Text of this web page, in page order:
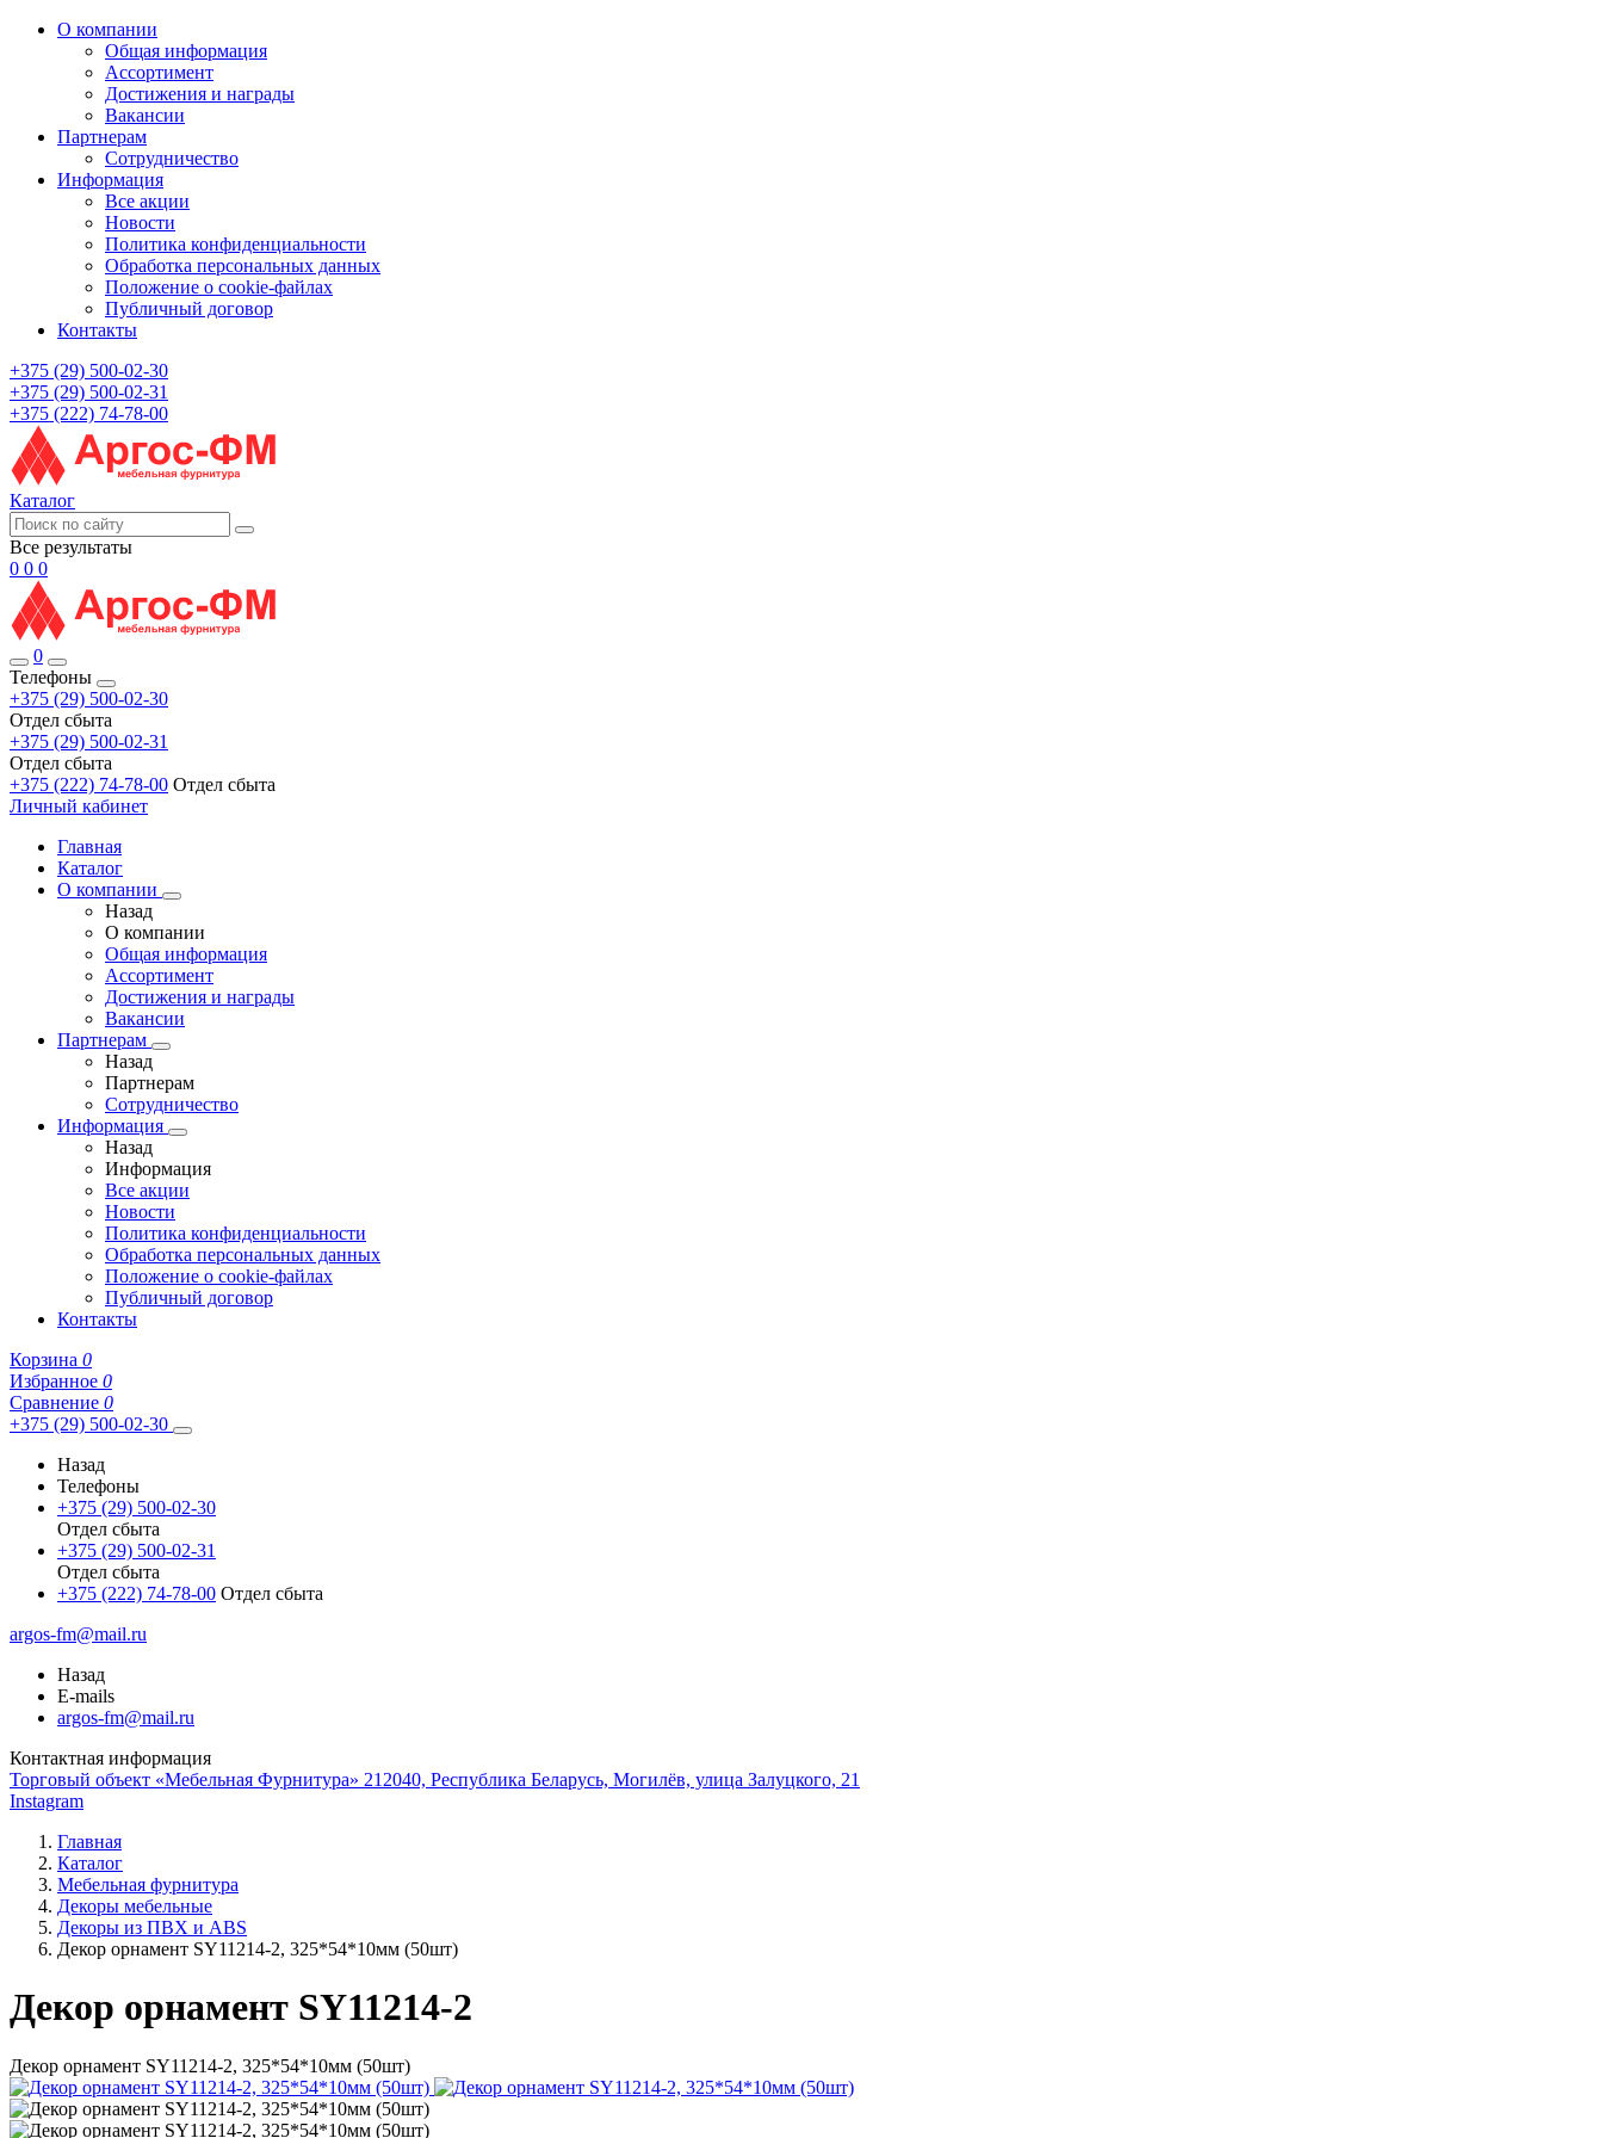
О компании
Общая информация
Ассортимент
Достижения и награды
Вакансии
Партнерам
Сотрудничество
Информация
Все акции
Новости
Политика конфиденциальности
Обработка персональных данных
Положение о cookie-файлах
Публичный договор
Контакты
+375 (29) 500-02-30
+375 (29) 500-02-31
+375 (222) 74-78-00
Каталог
Все результаты
0 0 0
0
Телефоны
+375 (29) 500-02-30
Отдел сбыта
+375 (29) 500-02-31
Отдел сбыта
+375 (222) 74-78-00 Отдел сбыта
Личный кабинет
Главная
Каталог
О компании
Назад
О компании
Общая информация
Ассортимент
Достижения и награды
Вакансии
Партнерам
Назад
Партнерам
Сотрудничество
Информация
Назад
Информация
Все акции
Новости
Политика конфиденциальности
Обработка персональных данных
Положение о cookie-файлах
Публичный договор
Контакты
Корзина 0
Избранное 0
Сравнение 0
+375 (29) 500-02-30
Назад
Телефоны
+375 (29) 500-02-30
Отдел сбыта
+375 (29) 500-02-31
Отдел сбыта
+375 (222) 74-78-00 Отдел сбыта
argos-fm@mail.ru
Назад
E-mails
argos-fm@mail.ru
Контактная информация
Торговый объект «Мебельная Фурнитура» 212040, Республика Беларусь, Могилёв, улица Залуцкого, 21
Instagram
Главная
Каталог
Мебельная фурнитура
Декоры мебельные
Декоры из ПВХ и ABS
Декор орнамент SY11214-2, 325*54*10мм (50шт)
Декор орнамент SY11214-2
Декор орнамент SY11214-2, 325*54*10мм (50шт)